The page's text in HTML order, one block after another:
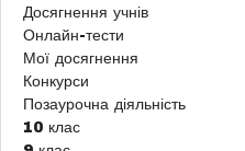
Досягнення учнів
Онлайн-тести
Мої досягнення
Конкурси
Позаурочна діяльність
10 клас